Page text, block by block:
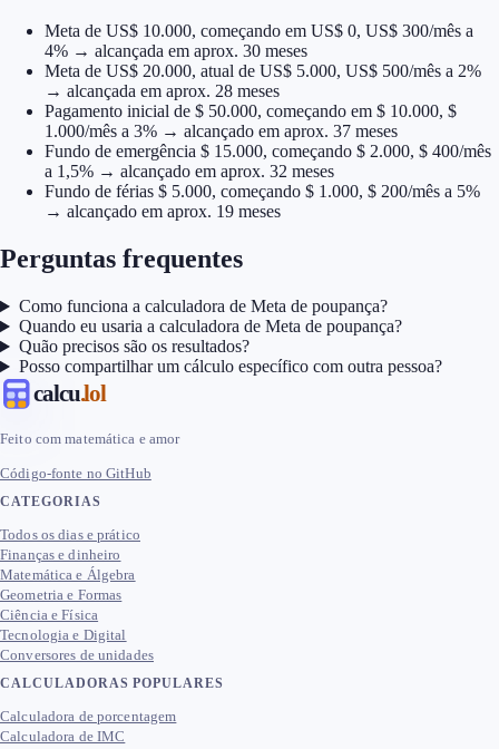
Meta de US$ 10.000, começando em US$ 0, US$ 300/mês a
4% → alcançada em aprox. 30 meses
Meta de US$ 20.000, atual de US$ 5.000, US$ 500/mês a 2%
→ alcançada em aprox. 28 meses
Pagamento inicial de $ 50.000, começando em $ 10.000, $
1.000/mês a 3% → alcançado em aprox. 37 meses
Fundo de emergência $ 15.000, começando $ 2.000, $ 400/mês
a 1,5% → alcançado em aprox. 32 meses
Fundo de férias $ 5.000, começando $ 1.000, $ 200/mês a 5%
→ alcançado em aprox. 19 meses
Perguntas frequentes
Como funciona a calculadora de Meta de poupança?
Quando eu usaria a calculadora de Meta de poupança?
Quão precisos são os resultados?
Posso compartilhar um cálculo específico com outra pessoa?
calcu.lol
Feito com matemática e amor
Código-fonte no GitHub
CATEGORIAS
Todos os dias e prático
Finanças e dinheiro
Matemática e Álgebra
Geometria e Formas
Ciência e Física
Tecnologia e Digital
Conversores de unidades
CALCULADORAS POPULARES
Calculadora de porcentagem
Calculadora de IMC